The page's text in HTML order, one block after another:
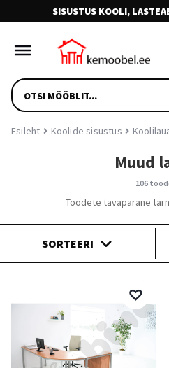
SISUSTUS KOOLI,
VÄLJASTAME E-ARVEID
Riigieelarvelistele asutustele
arvetekeskuse kaudu.
SÕBRALIK KLIENDITEENINDUS
PRODUCTS
SEARCH
Esileht Koolide sisustus
Muud
106
Toodete tavapärane
SORTEERI